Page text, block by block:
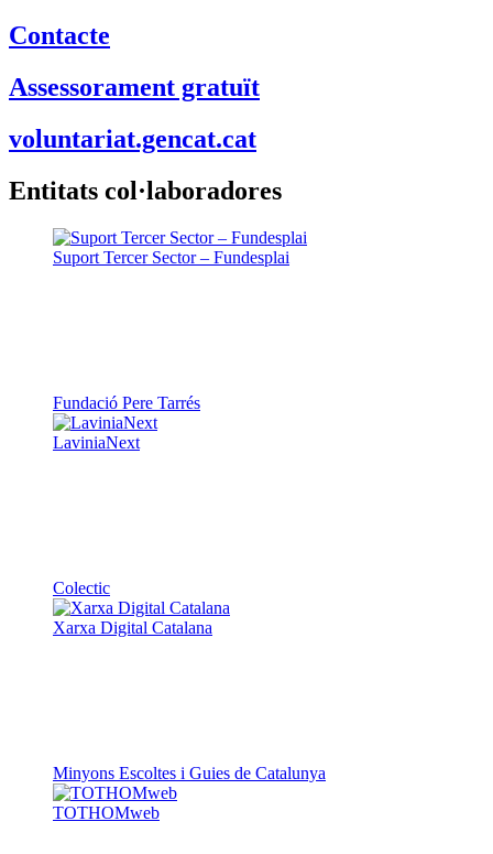
Contacte
Assessorament gratuït
voluntariat.gencat.cat
Entitats col·laboradores
Suport Tercer Sector – Fundesplai
Fundació Pere Tarrés
LaviniaNext